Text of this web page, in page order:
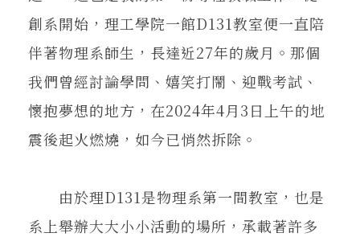
書評書介
東華風景
創系開始，理工學院一館D131教室便一直陪
伴著物理系師生，長達近27年的歲月。那個
我們曾經討論學問、嬉笑打鬧、迎戰考試、
懷抱夢想的地方，在2024年4月3日上午的地
震後起火燃燒，如今已悄然拆除。
由於理D131是物理系第一間教室，也是
系上舉辦大大小小活動的場所，承載著許多